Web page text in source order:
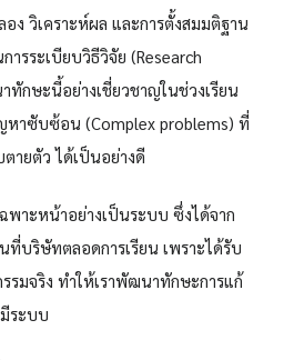
ง วิเคราะห์ผล และการตั้งสมมติฐาน
รระเบียบวิธีวิจัย (Research
กษะนี้อย่างเชี่ยวชาญในช่วงเรียน
หาซับซ้อน (Complex problems) ที่
ายตัว ได้เป็นอย่างดี
าะหน้าอย่างเป็นระบบ ซึ่งได้จาก
บริษัทตลอดการเรียน เพราะได้รับ
รมจริง ทำให้เราพัฒนาทักษะการแก้
ระบบ